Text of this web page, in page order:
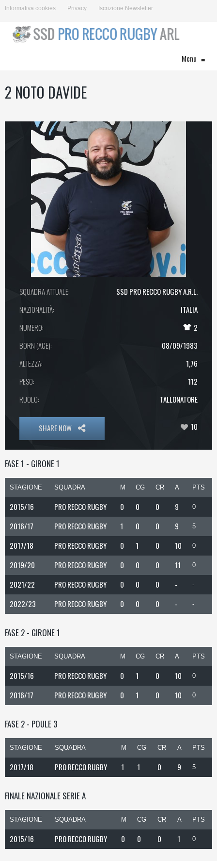
Informativa cookies Privacy Iscrizione Newsletter
Menu ≡
2 NOTO DAVIDE
SQUADRA ATTUALE:
SSD PRO RECCO RUGBY A.R.L.
NAZIONALITÀ:
ITALIA
NUMERO:
2
BORN (AGE):
08/09/1983
ALTEZZA:
1,76
PESO:
112
RUOLO:
TALLONATORE
SHARE NOW 10
FASE 1 - GIRONE 1
STAGIONE SQUADRA M CG CR A PTS
2015/16 PRO RECCO RUGBY 0 0 0 9 0
2016/17 PRO RECCO RUGBY 1 0 0 9 5
2017/18 PRO RECCO RUGBY 0 1 0 10 0
2019/20 PRO RECCO RUGBY 0 0 0 11 0
2021/22 PRO RECCO RUGBY 0 0 0 - -
2022/23 PRO RECCO RUGBY 0 0 0 - -
FASE 2 - GIRONE 1
STAGIONE SQUADRA M CG CR A PTS
2015/16 PRO RECCO RUGBY 0 1 0 10 0
2016/17 PRO RECCO RUGBY 0 1 0 10 0
FASE 2 - POULE 3
STAGIONE SQUADRA M CG CR A PTS
2017/18 PRO RECCO RUGBY 1 1 0 9 5
FINALE NAZIONALE SERIE A
STAGIONE SQUADRA M CG CR A PTS
2015/16 PRO RECCO RUGBY 0 0 0 1 0